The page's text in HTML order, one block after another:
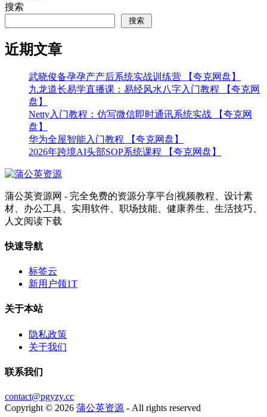
搜索
搜索
近期文章
武晓俊备孕孕产产后系统实战训练营 【夸克网盘】
九龙道长易学直播课：易经风水八字入门教程 【夸克网
盘】
Netty入门教程：仿写微信即时通讯系统实战 【夸克网
盘】
华为全屋智能入门教程 【夸克网盘】
2026年跨境AI头部SOP系统课程 【夸克网盘】
蒲公英资源网 - 完全免费的资源分享平台|视频教程、设计素
材、办公工具、实用软件、职场技能、健康养生、生活技巧、
人文阅读下载
快速导航
标签云
新用户领1T
关于本站
隐私政策
关于我们
联系我们
contact@pgyzy.cc
Copyright © 2026 蒲公英资源 - All rights reserved